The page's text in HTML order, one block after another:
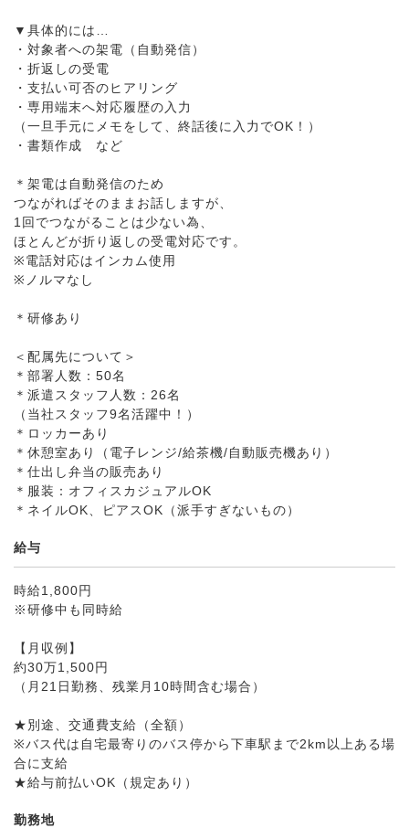
▼具体的には…
・対象者への架電（自動発信）
・折返しの受電
・支払い可否のヒアリング
・専用端末へ対応履歴の入力
（一旦手元にメモをして、終話後に入力でOK！）
・書類作成 など
＊架電は自動発信のため
つながればそのままお話しますが、
1回でつながることは少ない為、
ほとんどが折り返しの受電対応です。
※電話対応はインカム使用
※ノルマなし
＊研修あり
＜配属先について＞
＊部署人数：50名
＊派遣スタッフ人数：26名
（当社スタッフ9名活躍中！）
＊ロッカーあり
＊休憩室あり（電子レンジ/給茶機/自動販売機あり）
＊仕出し弁当の販売あり
＊服装：オフィスカジュアルOK
＊ネイルOK、ピアスOK（派手すぎないもの）
給与
時給1,800円
※研修中も同時給
【月収例】
約30万1,500円
（月21日勤務、残業月10時間含む場合）
★別途、交通費支給（全額）
※バス代は自宅最寄りのバス停から下車駅まで2km以上ある場
合に支給
★給与前払いOK（規定あり）
勤務地